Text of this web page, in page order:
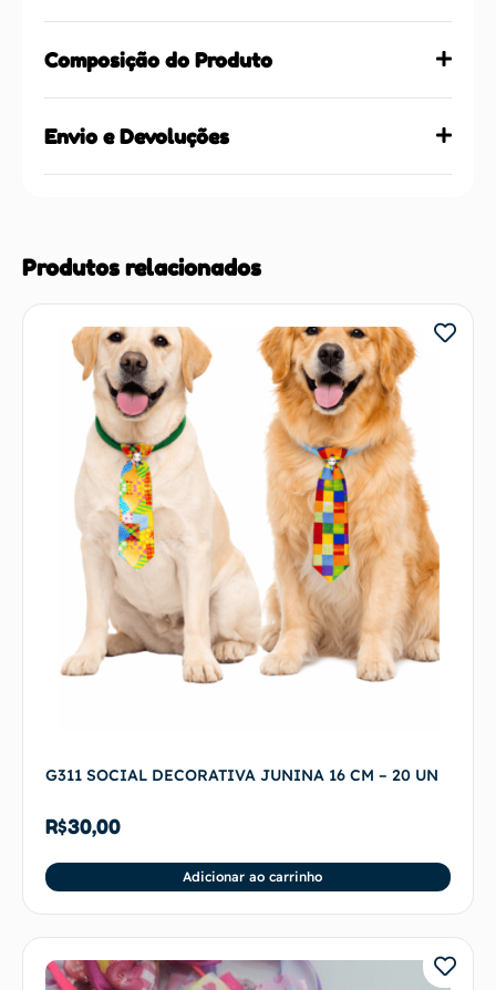
Composição do Produto
Envio e Devoluções
Produtos relacionados
G311 SOCIAL DECORATIVA JUNINA 16 CM – 20 UN
R$30,00
Adicionar ao carrinho